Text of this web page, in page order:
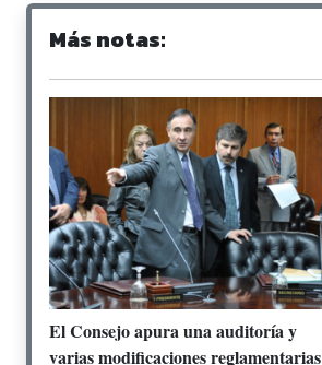
Más notas:
El Consejo apura una auditoría y
varias modificaciones reglamentarias